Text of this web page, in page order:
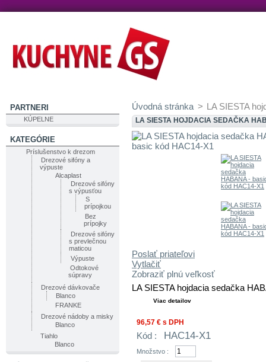
PARTNERI
KÚPELNE
KATEGÓRIE
Príslušenstvo k drezom
Drezové sifóny a
výpuste
Alcaplast
Drezové sifóny
s výpusťou
S
prípojkou
Bez
prípojky
Drezové sifóny
s prevlečnou
maticou
Výpuste
Odtokové
súpravy
Drezové dávkovače
Blanco
FRANKE
Drezové nádoby a misky
Blanco
Tiahlo
Blanco
Úvodná stránka > LA SIESTA
LA SIESTA HOJDACIA SEDAČKA
Poslať priateľovi
Vytlačiť
Zobraziť plnú veľkosť
LA SIESTA hojdacia sedačka
Viac detailov
96,57 € s DPH
Kód : HAC14-X1
Množstvo :